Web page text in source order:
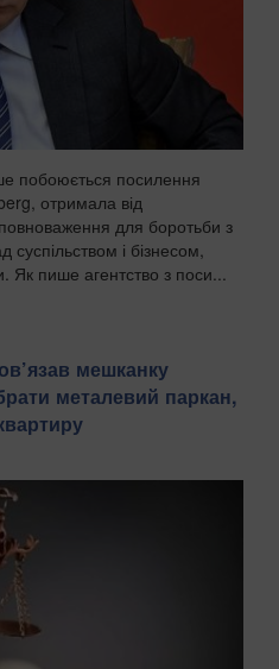
побоюється посилення
отримала від
для боротьби з
і бізнесом,
Як пише агентство з поси...
мешканку
металевий паркан,